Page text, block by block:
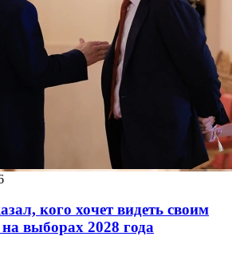
кого хочет видеть своим
выборах 2028 года